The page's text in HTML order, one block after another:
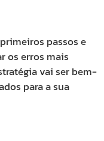
passos e
os erros mais
vai ser bem-
para a sua